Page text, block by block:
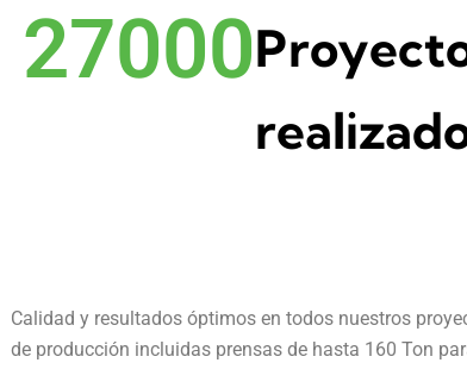
27000
Calidad y resultados óptimos en todos nuestros
de producción incluidas prensas de hasta 160 Ton